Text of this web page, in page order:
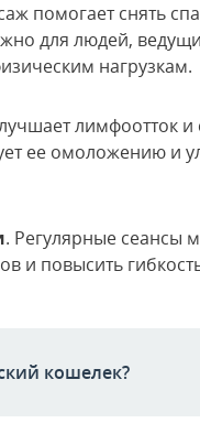
помогает снять
для людей,
нагрузкам.
лимфоотток и
ее омоложению и
. Регулярные сеансы
и повысить
кошелек?